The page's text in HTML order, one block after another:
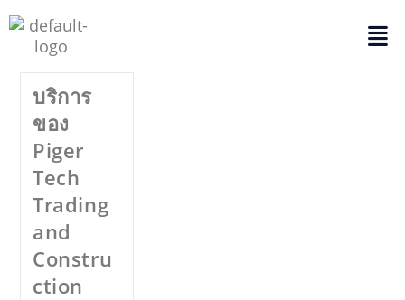
บริการ
ของ
Piger
Tech
Trading
and
Constru
ction